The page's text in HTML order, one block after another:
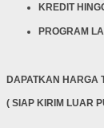
KREDIT
PROGRAM
DAPATKAN HARGA
( SIAP KIRIM LUAR